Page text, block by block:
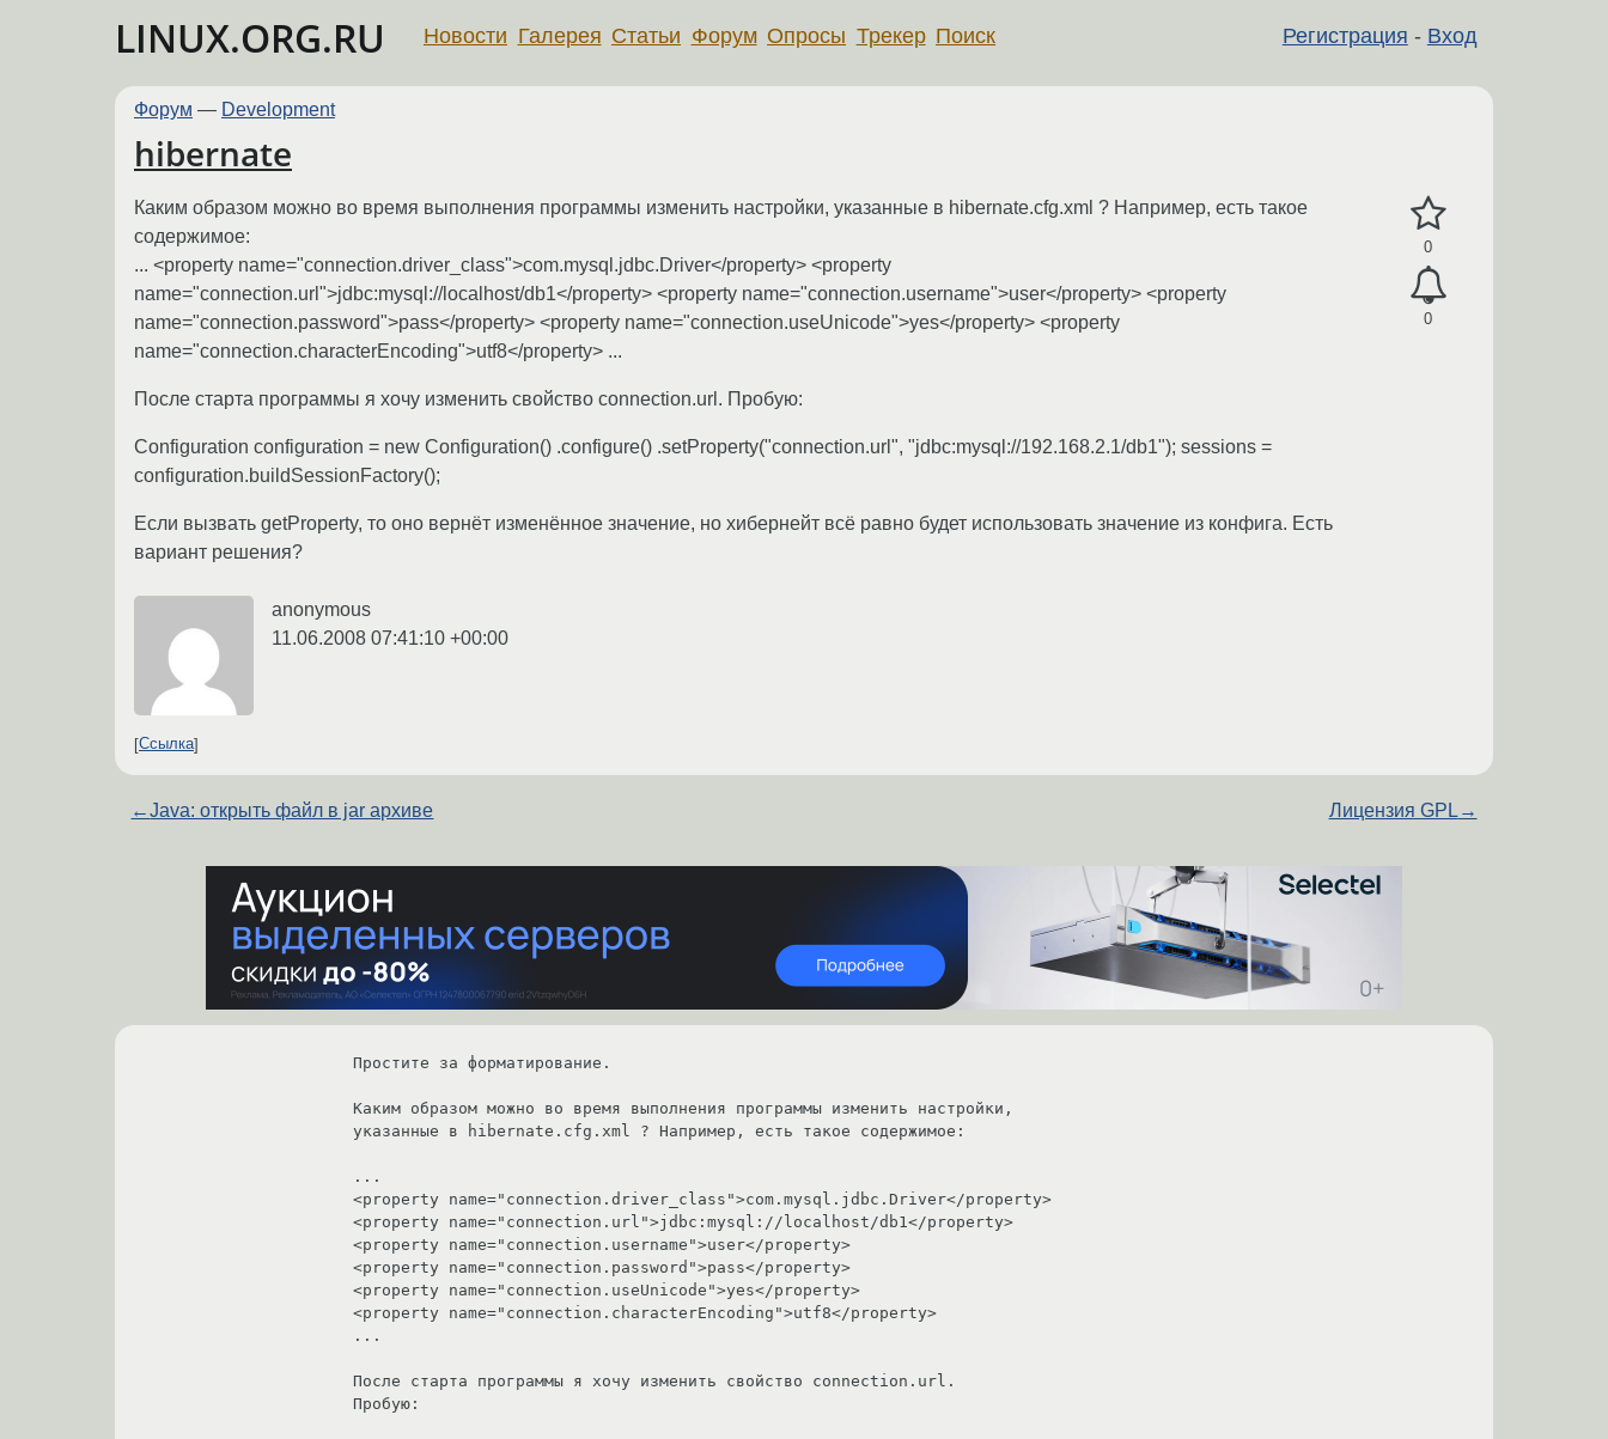
LINUX.ORG.RU Регистрация - Вход
Новости Галерея Статьи Форум Опросы Трекер Поиск
Форум — Development
hibernate
0
0
Каким образом можно во время выполнения программы изменить настройки, указанные в hibernate.cfg.xml ? Например, есть такое
содержимое:
... <property name="connection.driver_class">com.mysql.jdbc.Driver</property> <property
name="connection.url">jdbc:mysql://localhost/db1</property> <property name="connection.username">user</property> <property
name="connection.password">pass</property> <property name="connection.useUnicode">yes</property> <property
name="connection.characterEncoding">utf8</property> ...
После старта программы я хочу изменить свойство connection.url. Пробую:
Configuration configuration = new Configuration() .configure() .setProperty("connection.url", "jdbc:mysql://192.168.2.1/db1"); sessions =
configuration.buildSessionFactory();
Если вызвать getProperty, то оно вернёт изменённое значение, но хибернейт всё равно будет использовать значение из конфига. Есть
вариант решения?
anonymous
11.06.2008 07:41:10 +00:00
Ссылка
←Java: открыть файл в jar архиве Лицензия GPL →
Простите за форматирование.
Каким образом можно во время выполнения программы изменить настройки,
указанные в hibernate.cfg.xml ? Например, есть такое содержимое:
...
<property name="connection.driver_class">com.mysql.jdbc.Driver</property>
<property name="connection.url">jdbc:mysql://localhost/db1</property>
<property name="connection.username">user</property>
<property name="connection.password">pass</property>
<property name="connection.useUnicode">yes</property>
<property name="connection.characterEncoding">utf8</property>
...
После старта программы я хочу изменить свойство connection.url.
Пробую: